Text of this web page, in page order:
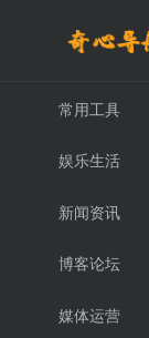
常用工具
娱乐生活
新闻资讯
博客论坛
媒体运营